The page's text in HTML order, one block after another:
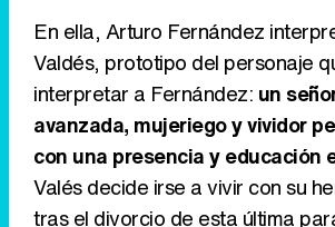
En ella, Arturo Fernández
Valdés, prototipo del personaje
interpretar a Fernández: un
avanzada, mujeriego y vividor
con una presencia y educación
Valés decide irse a vivir con su
tras el divorcio de esta última